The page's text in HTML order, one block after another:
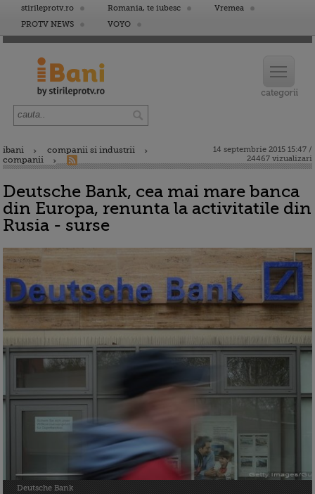
stirileprotv.ro Romania, te iubesc
Vremea
PROTV NEWS
VOYO
ibani
companii si industrii
companii
14 septembrie 2015 15:47 /
24467 vizualizari
Deutsche Bank, cea mai mare banca
din Europa, renunta la activitatile din
Rusia - surse
Deutsche Bank